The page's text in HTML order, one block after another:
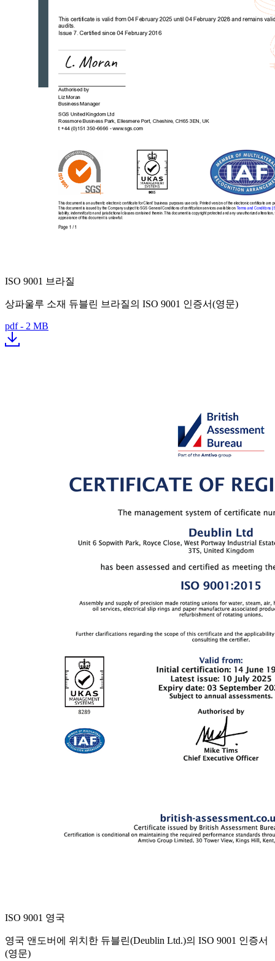
ISO 9001 브라질
상파울루 소재 듀블린 브라질의 ISO 9001 인증서(영문)
pdf - 2 MB
ISO 9001 영국
영국 앤도버에 위치한 듀블린(Deublin Ltd.)의 ISO 9001 인증서
(영문)